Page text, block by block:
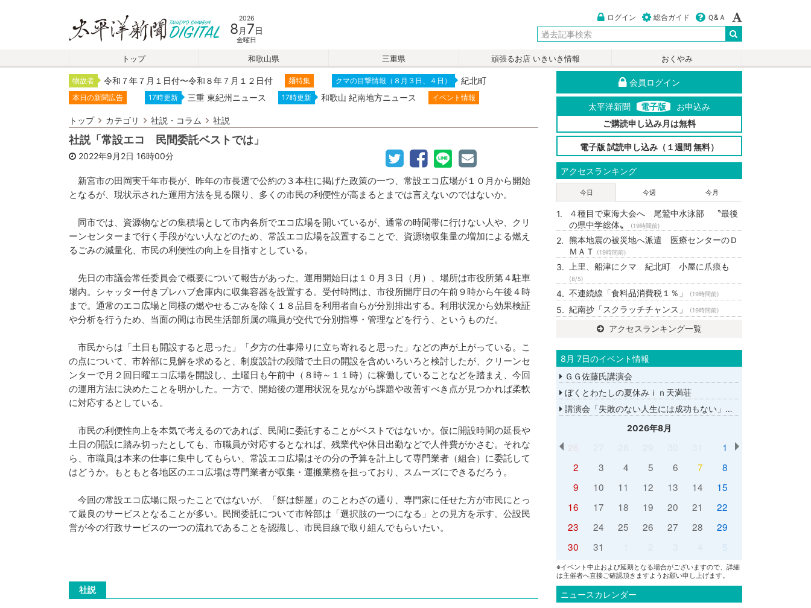
2026
8 月 7日
金曜日
ログイン 総合ガイド Ｑ&Ａ
トップ 和歌山県 三重県 頑張るお店 いきいき情報 おくやみ
物故者 令和７年７月１日付〜令和８年７月１２日付 麺特集 クマの目撃情報（８月３日、４日） 紀北町
本日の新聞広告 17時更新 三重 東紀州ニュース 17時更新 和歌山 紀南地方ニュース イベント情報
トップ カテゴリ 社説・コラム 社説
社説「常設エコ 民間委託ベストでは」
2022年9月2日 16時00分
新宮市の田岡実千年市長が、昨年の市長選で公約の３本柱に掲げた政策の一つ、常設エコ広場が１０月から開始
となるが、現状示された運用方法を見る限り、多くの市民の利便性が高まるとまでは言えないのではないか。
同市では、資源物などの集積場として市内各所でエコ広場を開いているが、通常の時間帯に行けない人や、クリ
ーンセンターまで行く手段がない人などのため、常設エコ広場を設置することで、資源物収集量の増加による燃え
るごみの減量化、市民の利便性の向上を目指すとしている。
先日の市議会常任委員会で概要について報告があった。運用開始日は１０月３日（月）、場所は市役所第４駐車
場内。シャッター付きプレハブ倉庫内に収集容器を設置する。受付時間は、市役所開庁日の午前９時から午後４時
まで。通常のエコ広場と同様の燃やせるごみを除く１８品目を利用者自らが分別排出する。利用状況から効果検証
や分析を行うため、当面の間は市民生活部所属の職員が交代で分別指導・管理などを行う、というものだ。
市民からは「土日も開設すると思った」「夕方の仕事帰りに立ち寄れると思った」などの声が上がっている。こ
の点について、市幹部に見解を求めると、制度設計の段階で土日の開設を含めいろいろと検討したが、クリーンセ
ンターで月２回日曜エコ広場を開設し、土曜日も午前中（８時～１１時）に稼働していることなどを踏まえ、今回
の運用方法に決めたことを明かした。一方で、開始後の運用状況を見ながら課題や改善すべき点が見つかれば柔軟
に対応するとしている。
市民の利便性向上を本気で考えるのであれば、民間に委託することがベストではないか。仮に開設時間の延長や
土日の開設に踏み切ったとしても、市職員が対応するとなれば、残業代や休日出勤などで人件費がかさむ。それな
ら、市職員は本来の仕事に集中してもらい、常設エコ広場はその分の予算を計上して専門業者（組合）に委託して
はどうか。もともと各地区のエコ広場は専門業者が収集・運搬業務を担っており、スムーズにできるだろう。
今回の常設エコ広場に限ったことではないが、「餅は餅屋」のことわざの通り、専門家に任せた方が市民にとっ
て最良のサービスとなることが多い。民間委託について市幹部は「選択肢の一つになる」との見方を示す。公設民
営が今の行政サービスの一つの流れであることを認識し、市民目線で取り組んでもらいたい。
社説
会員ログイン
太平洋新聞 電子版
お申込み
ご購読申し込み月は無料
電子版 試読申し込み（１週間 無料）
アクセスランキング
今日 今週 今月
４種目で東海大会へ 尾鷲中水泳部 〝最後
の県中学総体〟
(19時間前)
熊本地震の被災地へ派遣 医療センターのＤ
ＭＡＴ
(19時間前)
上里、船津にクマ 紀北町 小屋に爪痕も
(8/5)
不連続線「食料品消費税１％」 (19時間前)
紀南抄「スクラッチチャンス」 (19時間前)
アクセスランキング一覧
8月 7日のイベント情報
ＧＧ佐藤氏講演会
ぼくとわたしの夏休みｉｎ天満荘
講演会「失敗のない人生には成功もない」講師：ＧＧ佐藤さん
2026年8月
26
1
2
3 4 5 6 7
8
9
10 11 12 13 14
15
16
17 18 19 20 21
22
23
24 25 26 27 28
29
30
31 5
※イベント中止および延期となる場合がございますので、詳細
は主催者へ直接ご確認頂きますようお願い申し上げます。
ニュースカレンダー